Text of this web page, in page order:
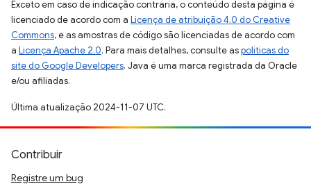
Exceto em caso de indicação contrária, o conteúdo desta página é
licenciado de acordo com a Licença de atribuição 4.0 do Creative
Commons, e as amostras de código são licenciadas de acordo com
a Licença Apache 2.0. Para mais detalhes, consulte aspolíticas do
site do Google Developers. Java é uma marca registrada da Oracle
e/ou afiliadas.
Última atualização 2024-11-07 UTC.
Contribuir
Registre um bug